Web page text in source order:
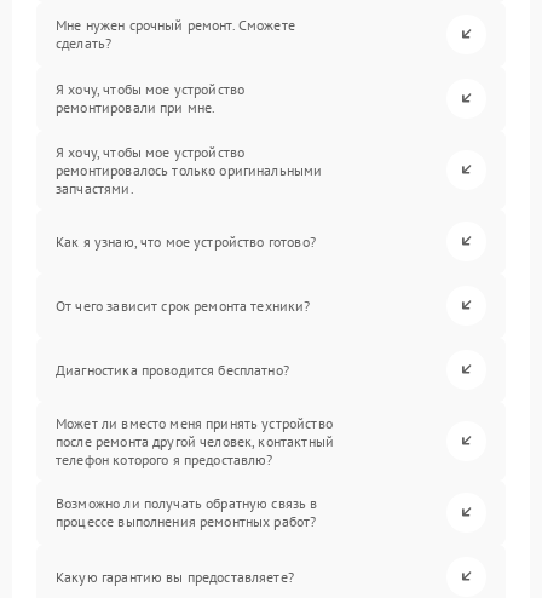
Мне нужен срочный ремонт. Сможете
сделать?
Я хочу, чтобы мое устройство
ремонтировали при мне.
Я хочу, чтобы мое устройство
ремонтировалось только оригинальными
запчастями.
Как я узнаю, что мое устройство готово?
От чего зависит срок ремонта техники?
Диагностика проводится бесплатно?
Может ли вместо меня принять устройство
после ремонта другой человек, контактный
телефон которого я предоставлю?
Возможно ли получать обратную связь в
процессе выполнения ремонтных работ?
Какую гарантию вы предоставляете?